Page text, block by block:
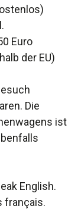
Euro
der EU)
Die
ist
English.
français.